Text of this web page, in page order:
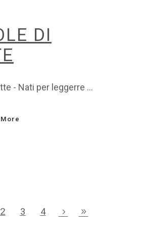
DI
- Nati per leggerre
More
2 3 4